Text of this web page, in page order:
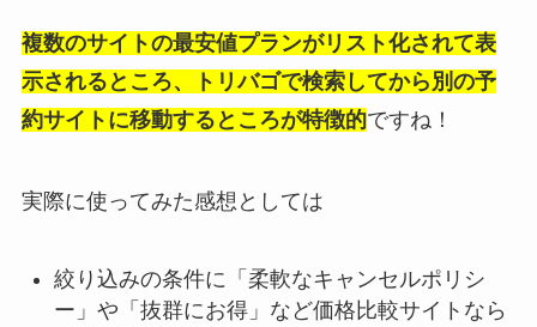
複数のサイトの最安値プランがリスト化されて表
示されるところ、トリバゴで検索してから別の予
約サイトに移動するところが特徴的ですね！
実際に使ってみた感想としては
絞り込みの条件に「柔軟なキャンセルポリシ
ー」や「抜群にお得」など価格比較サイトなら